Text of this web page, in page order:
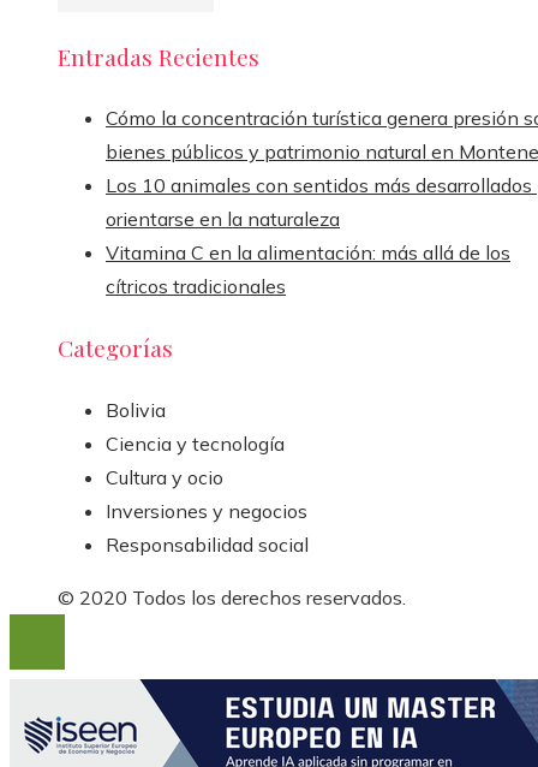
Entradas Recientes
Cómo la concentración turística genera presión
bienes públicos y patrimonio natural en
Los 10 animales con sentidos más desarrollados
orientarse en la naturaleza
Vitamina C en la alimentación: más allá de los
cítricos tradicionales
Categorías
Bolivia
Ciencia y tecnología
Cultura y ocio
Inversiones y negocios
Responsabilidad social
© 2020 Todos los derechos reservados.